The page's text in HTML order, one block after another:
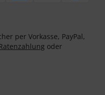
per Vorkasse, PayPal,
oder